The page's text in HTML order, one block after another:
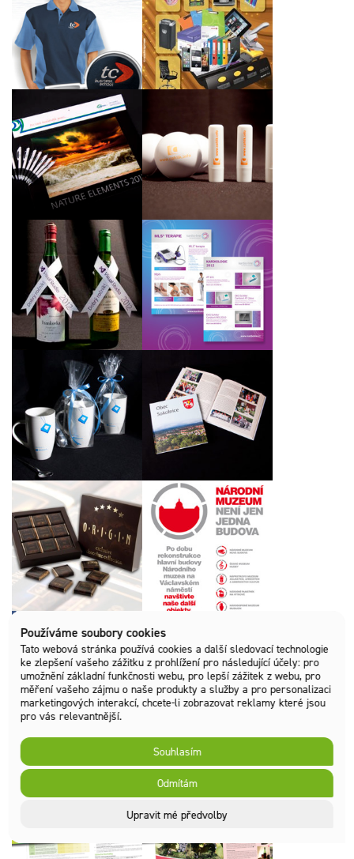
Používáme soubory cookies
Tato webová stránka používá cookies a další sledovací technologie
ke zlepšení vašeho zážitku z prohlížení pro následující účely:pro
umožnění základní funkčnosti webu,pro lepší zážitek z webu,pro
měření vašeho zájmu o naše produkty a služby a pro personalizaci
marketingových interakcí,chcete-li zobrazovat reklamy které jsou
pro vás relevantnější.
Souhlasím
Odmítám
Upravit mé předvolby
Firemní polokošile pro
firmu TC Business
School
Nový katalog
kancelářských potřeb
OFFICE SYSTEM
Propagační kalendáře
2013 a kuličková pera
pro firmu MeWAdia
Dárkové předměty pro
jazykový a vzdělávací
servis Cahlík.info s.r.o.
Reklamní stužky na
hrdla vín pro
společnost Microsoft
Slovakia
Grafické zpracování a
tisk letáků pro firmu
Kardioline
Propagační materiály
Windows 8 pro
Microsoft Slovakia
Pamětní kniha
Sokolnice
Grafický návrh a tisk
obálků a krabičky -
čokolády O·R·I·G·I·N
Cross-promo pro
Národní muzeum v
Praze.
Brožura Knihovny
univerzitního kampusu
Grafický návrh a tisk
Almanachu k 90.
výročí volejbalu v ČR
Image prospekt
Slovácko